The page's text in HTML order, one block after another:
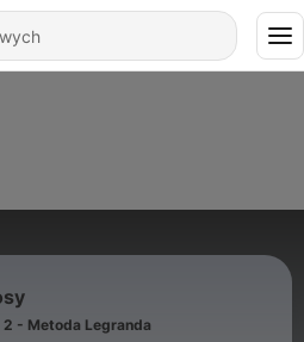
2 - Metoda Legranda